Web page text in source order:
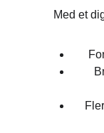
Med et